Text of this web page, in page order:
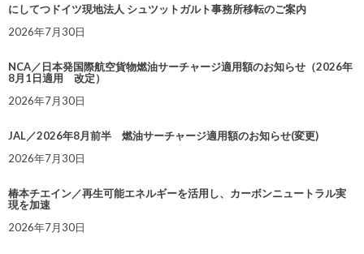
にしてつドイツ現地法人 シュツットガルト事務所移転のご案内
2026年7月30日
NCA／日本発国際航空貨物燃油サーチャージ適用額のお知らせ（2026年
8月1日適用 改定）
2026年7月30日
JAL／2026年8月前半 燃油サーチャージ適用額のお知らせ(変更)
2026年7月30日
椿本チエイン／再生可能エネルギーを活用し、カーボンニュートラル実
現を加速
2026年7月30日